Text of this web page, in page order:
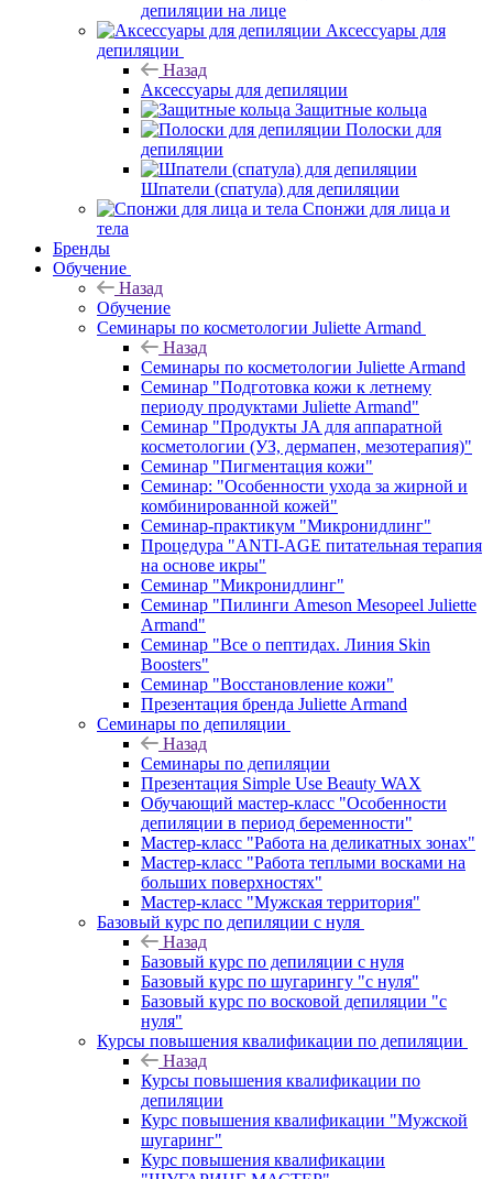
депиляции на лице
Аксессуары для
депиляции
Назад
Аксессуары для депиляции
Защитные кольца
Полоски для
депиляции
Шпатели (спатула) для депиляции
Спонжи для лица и
тела
Бренды
Обучение
Назад
Обучение
Семинары по косметологии Juliette Armand
Назад
Семинары по косметологии Juliette Armand
Семинар "Подготовка кожи к летнему
периоду продуктами Juliette Armand"
Семинар "Продукты JA для аппаратной
косметологии (УЗ, дермапен, мезотерапия)"
Семинар "Пигментация кожи"
Семинар: "Особенности ухода за жирной и
комбинированной кожей"
Семинар-практикум "Микронидлинг"
Процедура "ANTI-AGE питательная терапия
на основе икры"
Семинар "Микронидлинг"
Семинар "Пилинги Ameson Mesopeel Juliette
Armand"
Семинар "Все о пептидах. Линия Skin
Boosters"
Семинар "Восстановление кожи"
Презентация бренда Juliette Armand
Семинары по депиляции
Назад
Семинары по депиляции
Презентация Simple Use Beauty WAX
Обучающий мастер-класс "Особенности
депиляции в период беременности"
Мастер-класс "Работа на деликатных зонах"
Мастер-класс "Работа теплыми восками на
больших поверхностях"
Мастер-класс "Мужская территория"
Базовый курс по депиляции с нуля
Назад
Базовый курс по депиляции с нуля
Базовый курс по шугарингу "с нуля"
Базовый курс по восковой депиляции "с
нуля"
Курсы повышения квалификации по депиляции
Назад
Курсы повышения квалификации по
депиляции
Курс повышения квалификации "Мужской
шугаринг"
Курс повышения квалификации